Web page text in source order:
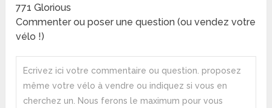
771 Glorious
Commenter ou poser une question (ou vendez votre
vélo !)